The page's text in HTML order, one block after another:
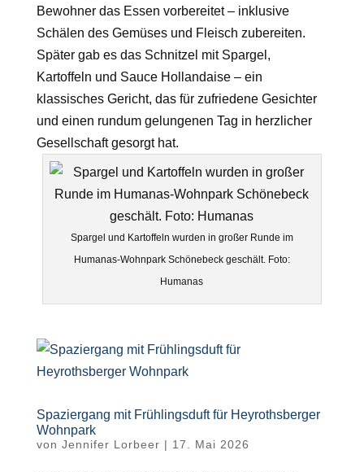
Bewohner das Essen vorbereitet – inklusive
Schälen des Gemüses und Fleisch zubereiten.
Später gab es das Schnitzel mit Spargel,
Kartoffeln und Sauce Hollandaise – ein
klassisches Gericht, das für zufriedene Gesichter
und einen rundum gelungenen Tag in herzlicher
Gesellschaft gesorgt hat.
Spargel und Kartoffeln wurden in großer Runde im
Humanas-Wohnpark Schönebeck geschält. Foto:
Humanas
Spaziergang mit Frühlingsduft für Heyrothsberger
Wohnpark
von Jennifer Lorbeer | 17. Mai 2026